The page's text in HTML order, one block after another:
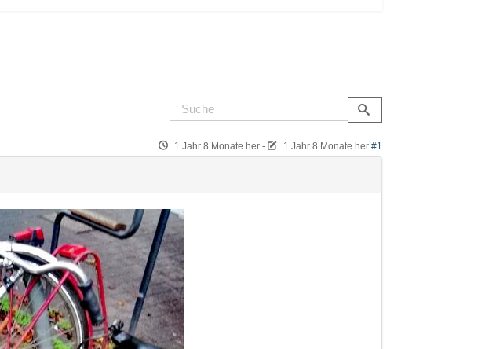
1 Jahr 8 Monate her- 1 Jahr 8 Monate her #1